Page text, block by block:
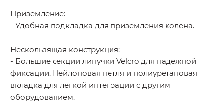
Приземление:
- Удобная подкладка для приземления колена.
Нескользящая конструкция:
- Большие секции липучки Velcro для надежной
фиксации. Нейлоновая петля и полиуретановая
вкладка для легкой интеграции с другим
оборудованием.